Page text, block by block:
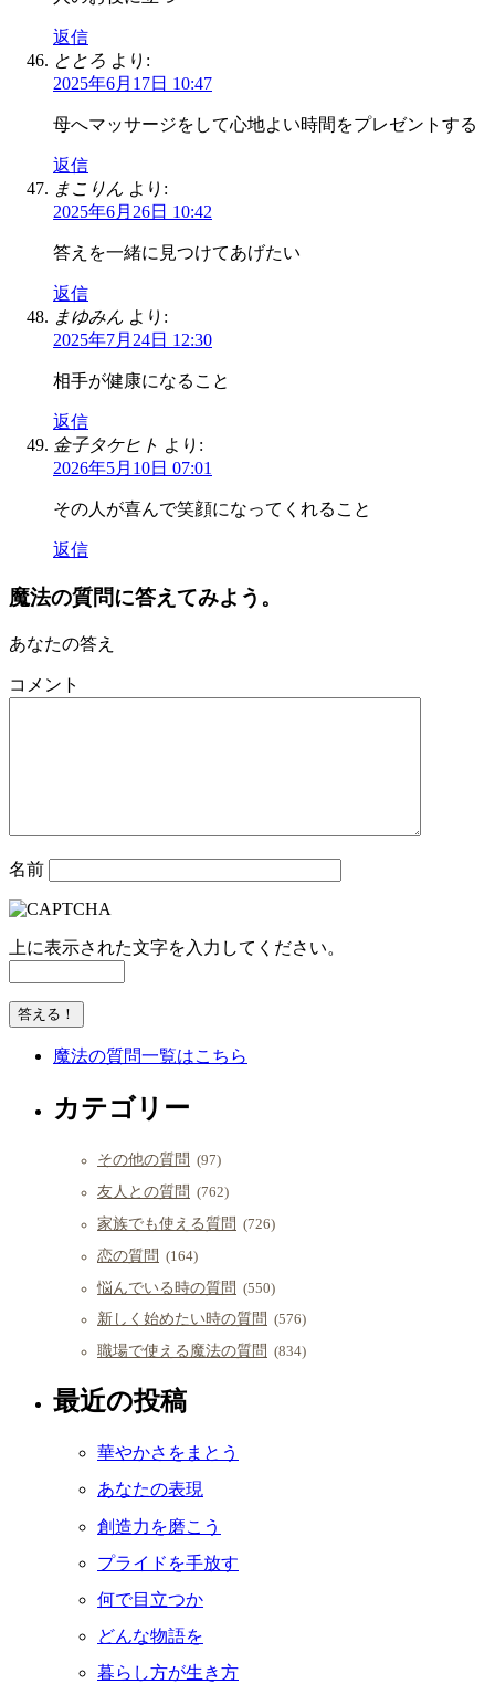
返信
ととろ より:
2025年6月17日 10:47
母へマッサージをして心地よい時間をプレゼントする
返信
まこりん より:
2025年6月26日 10:42
答えを一緒に見つけてあげたい
返信
まゆみん より:
2025年7月24日 12:30
相手が健康になること
返信
金子タケヒト より:
2026年5月10日 07:01
その人が喜んで笑顔になってくれること
返信
魔法の質問に答えてみよう。
あなたの答え
コメント
名前
上に表示された文字を入力してください。
魔法の質問一覧はこちら
カテゴリー
その他の質問 (97)
友人との質問 (762)
家族でも使える質問 (726)
恋の質問 (164)
悩んでいる時の質問 (550)
新しく始めたい時の質問 (576)
職場で使える魔法の質問 (834)
最近の投稿
華やかさをまとう
あなたの表現
創造力を磨こう
プライドを手放す
何で目立つか
どんな物語を
暮らし方が生き方